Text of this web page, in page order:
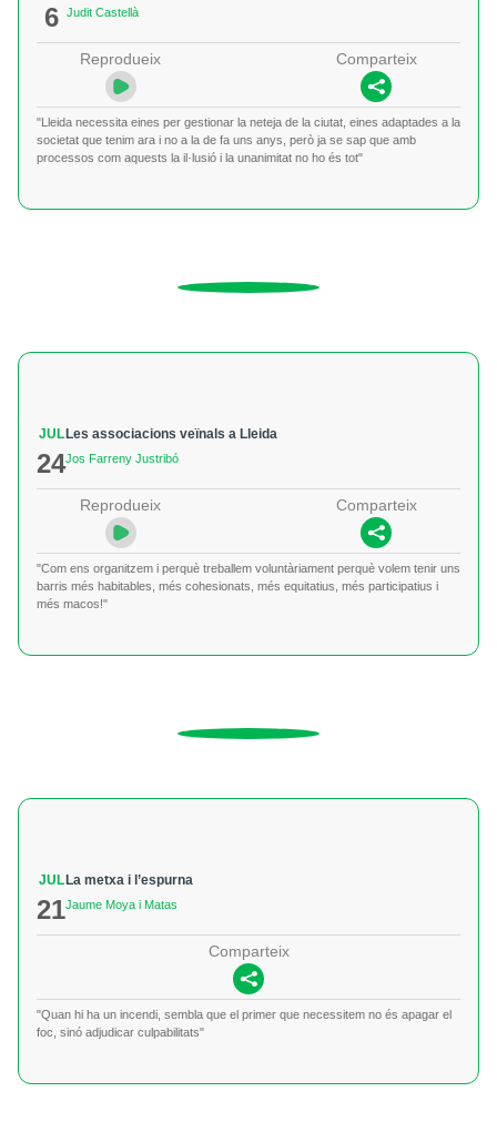
6 Judit Castellà
Reprodueix Comparteix
"Lleida necessita eines per gestionar la neteja de la ciutat, eines adaptades a la
societat que tenim ara i no a la de fa uns anys, però ja se sap que amb
processos com aquests la il·lusió i la unanimitat no ho és tot"
JUL
24
Les associacions veïnals a Lleida
Jos Farreny Justribó
Reprodueix Comparteix
"Com ens organitzem i perquè treballem voluntàriament perquè volem tenir uns
barris més habitables, més cohesionats, més equitatius, més participatius i
més macos!"
JUL
21
La metxa i l’espurna
Jaume Moya i Matas
Comparteix
"Quan hi ha un incendi, sembla que el primer que necessitem no és apagar el
foc, sinó adjudicar culpabilitats"